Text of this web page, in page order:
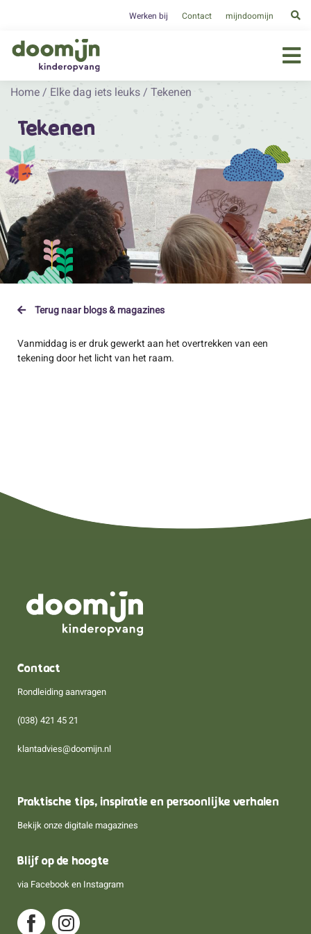
Werken bij Contact mijndoomijn
Home / Elke dag iets leuks / Tekenen
Tekenen
Terug naar blogs & magazines
Vanmiddag is er druk gewerkt aan het overtrekken van een
tekening door het licht van het raam.
Contact
Rondleiding aanvragen
(038) 421 45 21
klantadvies@doomijn.nl
Praktische tips, inspiratie en persoonlijke verhalen
Bekijk onze digitale magazines
Blijf op de hoogte
via Facebook en Instagram